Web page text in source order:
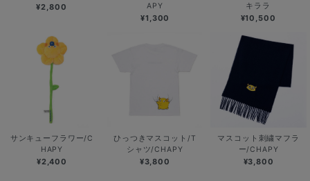
¥2,800
APY
¥1,300
キララ
¥10,500
サンキューフラワー/C
HAPY
¥2,400
ひっつきマスコット/T
シャツ/CHAPY
¥3,800
マスコット刺繍マフラ
ー/CHAPY
¥3,800